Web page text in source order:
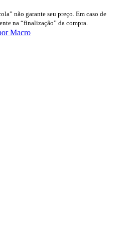
não garante seu preço. Em caso de
na “finalização” da compra.
Macro